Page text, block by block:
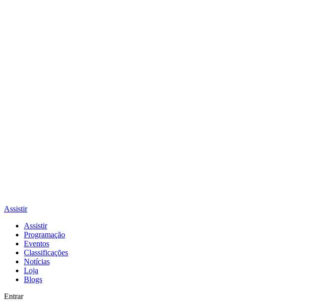
Assistir
Assistir
Programação
Eventos
Classificações
Notícias
Loja
Blogs
Entrar